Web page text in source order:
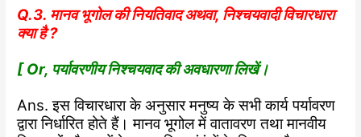
Q.3. मानव भूगोल की नियतिवाद अथवा, निश्चयवादी विचारधारा
क्या है ?
[ Or, पर्यावरणीय निश्चयवाद की अवधारणा लिखें।
Ans. इस विचारधारा के अनुसार मनुष्य के सभी कार्य पर्यावरण
द्वारा निर्धारित होते हैं। मानव भूगोल में वातावरण तथा मानवीय